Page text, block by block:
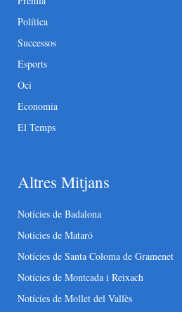
Política
Successos
Esports
Oci
Economia
El Temps
Altres Mitjans
Notícies de Badalona
Notícies de Mataró
Notícies de Santa Coloma de Gramenet
Notícies de Montcada i Reixach
Notícies de Mollet del Vallès